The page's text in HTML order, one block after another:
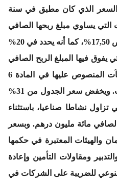
السعر الذي كان مطبق في سنة
التي يساوي مبلغ ربحها الصافي
من 300 001 إلى 1 000 000 عوض 17,50%، كما أنه يحدد في 20%
يفوق فيها المبلغ الربح الصافي
1.000.000 درهم بالنسبة للمنشآت المنصوص عليها في المادة 6
دال من المدونة العامة للضرائب. ويخفض سعر الجدول من 31%
تزاول نشاطا صناعيا، باستثناء
مائة مليون درهم. وبسعر
والهيئات المعتبرة في حكمها
ومقاولات التأمين وإعادة
النوعي للضريبة على الشركات في